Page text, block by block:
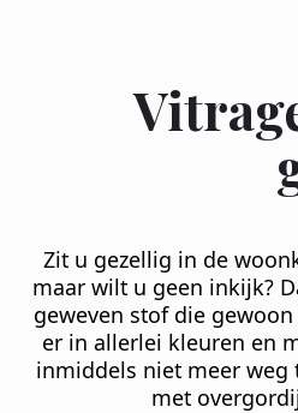
Zit u gezellig in de
maar wilt u geen inkijk?
geweven stof die
er in allerlei kleuren en
inmiddels niet meer
met